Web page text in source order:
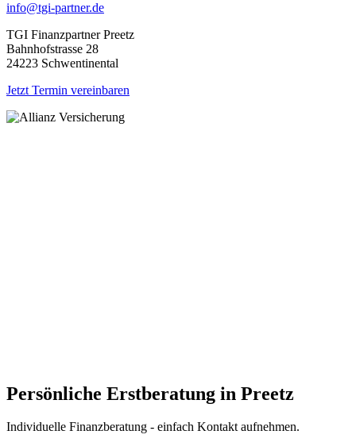
info@tgi-partner.de
TGI Finanzpartner Preetz
Bahnhofstrasse 28
24223 Schwentinental
Jetzt Termin vereinbaren
Persönliche Erstberatung in Preetz
Individuelle Finanzberatung - einfach Kontakt aufnehmen.